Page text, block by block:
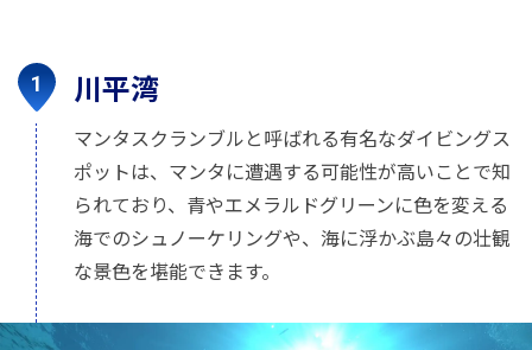
川平湾
マンタスクランブルと呼ばれる有名なダイビングス
ポットは、マンタに遭遇する可能性が高いことで知
られており、青やエメラルドグリーンに色を変える
海でのシュノーケリングや、海に浮かぶ島々の壮観
な景色を堪能できます。